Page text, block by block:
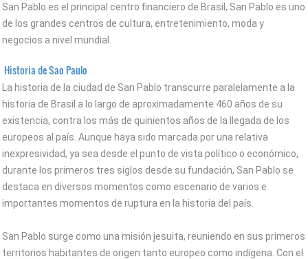
San Pablo es el principal centro financiero de Brasil, San Pablo es uno
de los grandes centros de cultura, entretenimiento, moda y
negocios a nivel mundial.
Historia de Sao Paulo
La historia de la ciudad de San Pablo transcurre paralelamente a la
historia de Brasil a lo largo de aproximadamente 460 años de su
existencia, contra los más de quinientos años de la llegada de los
europeos al país. Aunque haya sido marcada por una relativa
inexpresividad, ya sea desde el punto de vista político o económico,
durante los primeros tres siglos desde su fundación, San Pablo se
destaca en diversos momentos como escenario de varios e
importantes momentos de ruptura en la historia del país.
San Pablo surge como una misión jesuita, reuniendo en sus primeros
territorios habitantes de origen tanto europeo como indígena. Con el